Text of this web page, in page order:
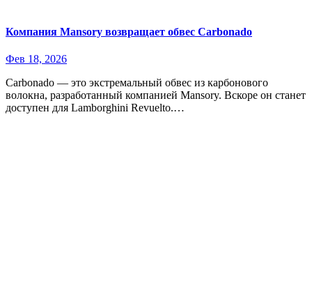
Компания Mansory возвращает обвес Carbonado
Фев 18, 2026
Carbonado — это экстремальный обвес из карбонового
волокна, разработанный компанией Mansory. Вскоре он станет
доступен для Lamborghini Revuelto.…